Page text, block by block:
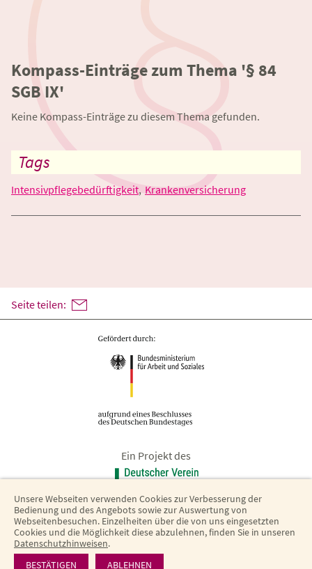
Kompass-Einträge zum Thema '§ 84
SGB IX'
Keine Kompass-Einträge zu diesem Thema gefunden.
Tags
Intensivpflegebedürftigkeit Krankenversicherung
Seite teilen:
Ein Projekt des
Barrierefreiheit
Unsere Webseiten verwenden Cookies zur Verbesserung der
Bedienung und des Angebots sowie zur Auswertung von
Webseitenbesuchen. Einzelheiten über die von uns eingesetzten
Cookies und die Möglichkeit diese abzulehnen, finden Sie in unseren
Datenschutzhinweisen.
ABLEHNEN
BESTÄTIGEN